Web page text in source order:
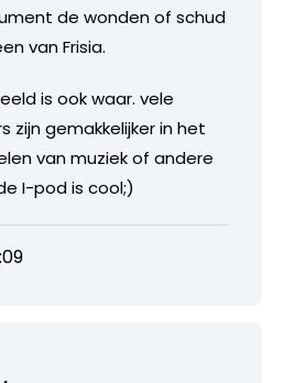
de wonden of schud
van Frisia.
is ook waar. vele
zijn gemakkelijker in het
van muziek of andere
I-pod is cool;)